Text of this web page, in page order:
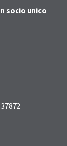
socio unico